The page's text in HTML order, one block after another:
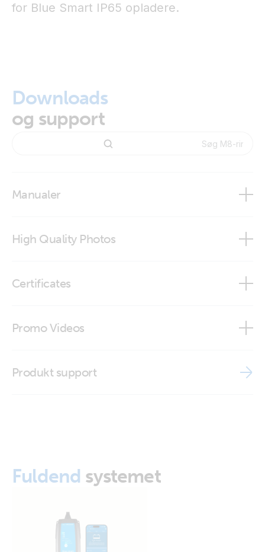
for Blue Smart IP65 opladere.
Downloads
og support
Manualer
High Quality Photos
Certificates
Promo Videos
Produkt support
Fuldend systemet